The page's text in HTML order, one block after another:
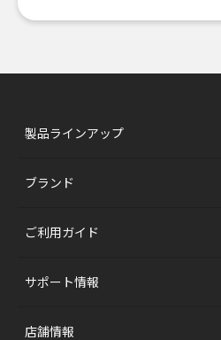
製品ラインアップ
ブランド
ご利用ガイド
サポート情報
店舗情報